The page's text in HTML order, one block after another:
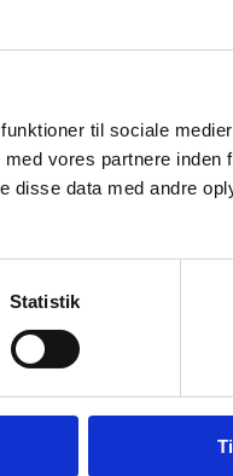
til sociale
vores partnere inden
disse data med andre
Statistik